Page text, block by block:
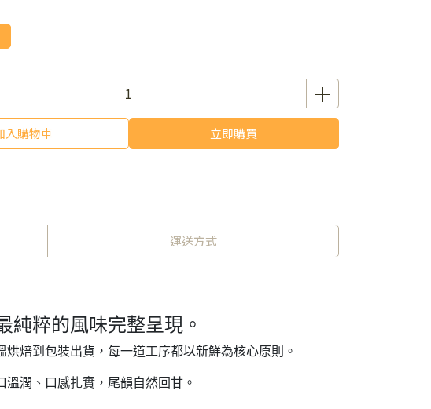
入購物車 立即購買
運送方式
純粹的風味完整呈現。
焙到包裝出貨，每一道工序都以新鮮為核心原則。
潤、口感扎實，尾韻自然回甘。